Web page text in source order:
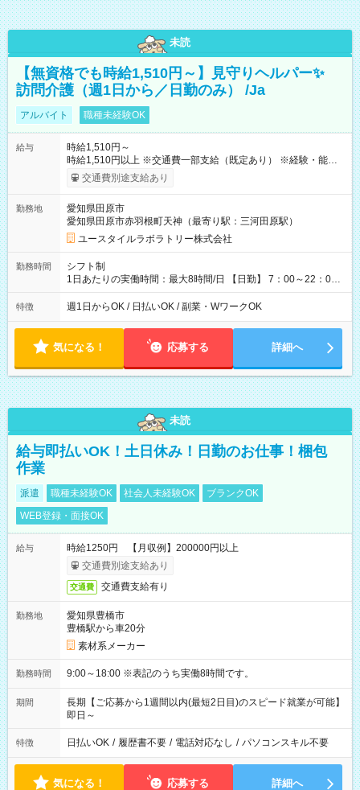
未読
【無資格でも時給1,510円～】見守りヘルパー✨
訪問介護（週1日から／日勤のみ） /Ja
アルバイト 職種未経験OK
給与
時給1,510円～
時給1,510円以上 ※交通費一部支給（既定あり） ※経験・能力を
考慮して決定します 【収入例】 週1回勤務の場合：1,510円×8時
間×4回=4万8,320円 週3回勤務の場合：1,510円×8時間×12回
1,600円 【試用期間】試用期間あり 試用期間の長さ：2ヶ月
※ 雇用形態と給与に、本採用時と異なる部分があります。 雇用
形態：本採用時と同じです。 給与：時給 1,140円以上
交通費別途支給あり
勤務地
愛知県田原市
愛知県田原市赤羽根町天神（最寄り駅：三河田原駅）
ユースタイルラボラトリー株式会社
勤務時間
シフト制
1日あたりの実働時間：最大8時間/日 【日勤】 7：00～22：00
の間で8時間勤務（休憩時間は法定通り） ※週1日～OK ／ 夜勤
なし ＊＊ 勤務時間例 ＊＊ ■8時から17時 ■9時から18時 ■10
定（毎週同じ曜日勤務）
特徴 週1日からOK / 日払いOK / 副業・WワークOK
気になる！ 応募する 詳細へ
未読
給与即払いOK！土日休み！日勤のお仕事！梱包
作業
派遣 職種未経験OK 社会人未経験OK
ブランクOK
WEB登録・面接OK
給与
時給1250円 【月収例】200000円以上
交通費別途支給あり
交通費 交通費支給有り
勤務地
愛知県豊橋市
豊橋駅から車20分
素材系メーカー
勤務時間 9:00～18:00 ※表記のうち実働8時間です。
期間
長期【ご応募から1週間以内(最短2日目)のスピード就業が可能】
即日～
特徴 日払いOK / 履歴書不要 / 電話対応なし / パソコンスキル不要
気になる！ 応募する 詳細へ